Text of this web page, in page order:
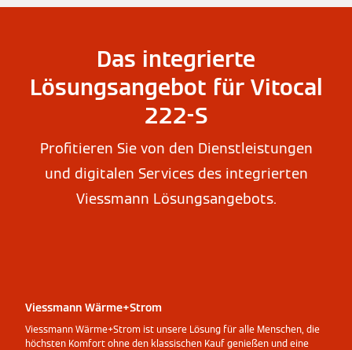
Das integrierte
Lösungsangebot für Vitocal
222-S
Profitieren Sie von den Dienstleistungen
und digitalen Services des integrierten
Viessmann Lösungsangebots.
Viessmann Wärme+Strom
Viessmann Wärme+Strom ist unsere Lösung für alle Menschen, die
höchsten Komfort ohne den klassischen Kauf genießen und eine